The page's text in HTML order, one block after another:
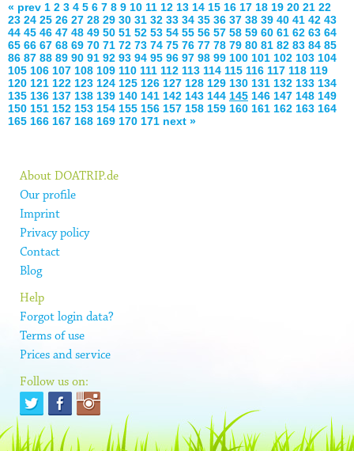
« prev 1 2 3 4 5 6 7 8 9 10 11 12 13 14 15 16 17 18 19 20 21 22
23 24 25 26 27 28 29 30 31 32 33 34 35 36 37 38 39 40 41 42 43
44 45 46 47 48 49 50 51 52 53 54 55 56 57 58 59 60 61 62 63 64
65 66 67 68 69 70 71 72 73 74 75 76 77 78 79 80 81 82 83 84 85
86 87 88 89 90 91 92 93 94 95 96 97 98 99 100 101 102 103 104
105 106 107 108 109 110 111 112 113 114 115 116 117 118 119
120 121 122 123 124 125 126 127 128 129 130 131 132 133 134
135 136 137 138 139 140 141 142 143 144 145 146 147 148 149
150 151 152 153 154 155 156 157 158 159 160 161 162 163 164
165 166 167 168 169 170 171 next »
About DOATRIP.de
Our profile
Imprint
Privacy policy
Contact
Blog
Help
Forgot login data?
Terms of use
Prices and service
Follow us on: